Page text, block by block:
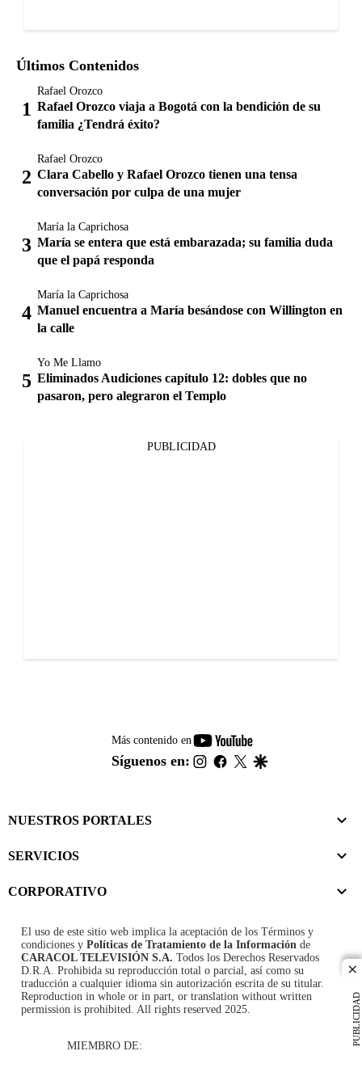
PUBLICIDAD
Últimos Contenidos
Rafael Orozco
Rafael Orozco viaja a Bogotá con la bendición de su
familia ¿Tendrá éxito?
Rafael Orozco
Clara Cabello y Rafael Orozco tienen una tensa
conversación por culpa de una mujer
María la Caprichosa
María se entera que está embarazada; su familia duda
que el papá responda
María la Caprichosa
Manuel encuentra a María besándose con Willington en
la calle
Yo Me Llamo
Eliminados Audiciones capítulo 12: dobles que no
pasaron, pero alegraron el Templo
PUBLICIDAD
Más contenido en
youtube-
footer
Síguenos en: instagram
facebook
twitter
NUESTROS PORTALES
SERVICIOS
CORPORATIVO
El uso de este sitio web implica la aceptación de los Términos y
condiciones y Políticas de Tratamiento de la Información de
CARACOL TELEVISIÓN S.A. Todos los Derechos Reservados
D.R.A. Prohibida su reproducción total o parcial, así como su
traducción a cualquier idioma sin autorización escrita de su titular.
Reproduction in whole or in part, or translation without written
permission is prohibited. All rights reserved 2025.
MIEMBRO DE: